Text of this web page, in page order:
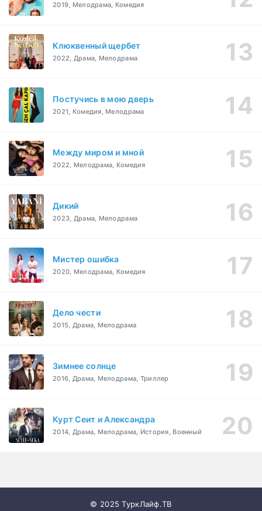
2019, Мелодрама, Комедия
Клюквенный щербет
2022, Драма, Мелодрама
Постучись в мою дверь
2021, Комедия, Мелодрама
Между миром и мной
2022, Мелодрама, Комедия
Дикий
2023, Драма, Мелодрама
Мистер ошибка
2020, Мелодрама, Комедия
Дело чести
2015, Драма, Мелодрама
Зимнее солнце
2016, Драма, Мелодрама, Триллер
Курт Сеит и Александра
2014, Драма, Мелодрама, История, Военный
© 2025 ТуркЛайф.ТВ